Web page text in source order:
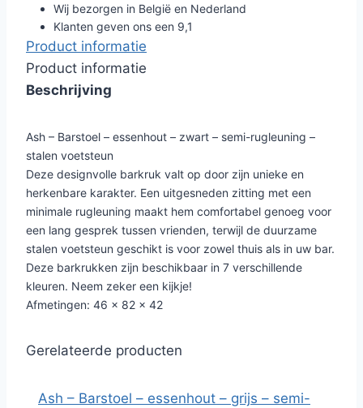
Wij bezorgen in België en Nederland
Klanten geven ons een 9,1
Product informatie
Product informatie
Beschrijving
Ash – Barstoel – essenhout – zwart – semi-rugleuning –
stalen voetsteun
Deze designvolle barkruk valt op door zijn unieke en
herkenbare karakter. Een uitgesneden zitting met een
minimale rugleuning maakt hem comfortabel genoeg voor
een lang gesprek tussen vrienden, terwijl de duurzame
stalen voetsteun geschikt is voor zowel thuis als in uw bar.
Deze barkrukken zijn beschikbaar in 7 verschillende
kleuren. Neem zeker een kijkje!
Afmetingen: 46 x 82 x 42
Gerelateerde producten
Ash – Barstoel – essenhout – grijs – semi-